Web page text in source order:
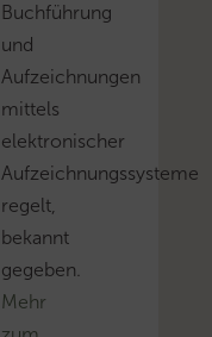
Buchführung
und
Aufzeichnungen
mittels
elektronischer
Aufzeichnungssysteme
regelt,
bekannt
gegeben.
Mehr